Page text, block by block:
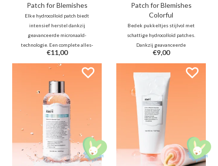
Patch for Blemishes
Elke hydrocolloïd patch biedt
intensief herstel dankzij
geavanceerde micronaald-
technologie. Een complete alles-
in-één oplossing die de huid
direct kalmeert, terwijl het
pukkeltjes én donkere vlekjes
aanpakt met salicylzuur,
madecassoside en niacinamide.
€11,00
Patch for Blemishes
Colorful
Bedek pukkeltjes stijlvol met
schattige hydrocolloïd patches.
Dankzij geavanceerde
micronaald-technologie kalmeren
ze de ontsteking, versnellen ze
het herstel en vervagen ze
vlekjes met salicylzuur,
madecassoside en niacinamide.
€9,00